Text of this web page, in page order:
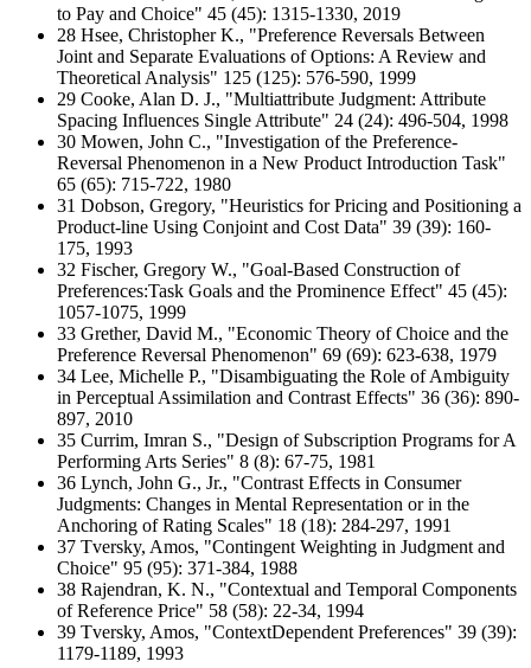
to Pay and Choice" 45 (45): 1315-1330, 2019
28 Hsee, Christopher K., "Preference Reversals Between
Joint and Separate Evaluations of Options: A Review and
Theoretical Analysis" 125 (125): 576-590, 1999
29 Cooke, Alan D. J., "Multiattribute Judgment: Attribute
Spacing Influences Single Attribute" 24 (24): 496-504, 1998
30 Mowen, John C., "Investigation of the Preference-
Reversal Phenomenon in a New Product Introduction Task"
65 (65): 715-722, 1980
31 Dobson, Gregory, "Heuristics for Pricing and Positioning a
Product-line Using Conjoint and Cost Data" 39 (39): 160-
175, 1993
32 Fischer, Gregory W., "Goal-Based Construction of
Preferences:Task Goals and the Prominence Effect" 45 (45):
1057-1075, 1999
33 Grether, David M., "Economic Theory of Choice and the
Preference Reversal Phenomenon" 69 (69): 623-638, 1979
34 Lee, Michelle P., "Disambiguating the Role of Ambiguity
in Perceptual Assimilation and Contrast Effects" 36 (36): 890-
897, 2010
35 Currim, Imran S., "Design of Subscription Programs for A
Performing Arts Series" 8 (8): 67-75, 1981
36 Lynch, John G., Jr., "Contrast Effects in Consumer
Judgments: Changes in Mental Representation or in the
Anchoring of Rating Scales" 18 (18): 284-297, 1991
37 Tversky, Amos, "Contingent Weighting in Judgment and
Choice" 95 (95): 371-384, 1988
38 Rajendran, K. N., "Contextual and Temporal Components
of Reference Price" 58 (58): 22-34, 1994
39 Tversky, Amos, "ContextDependent Preferences" 39 (39):
1179-1189, 1993